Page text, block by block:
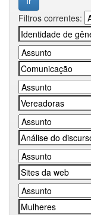
Filtros correntes: